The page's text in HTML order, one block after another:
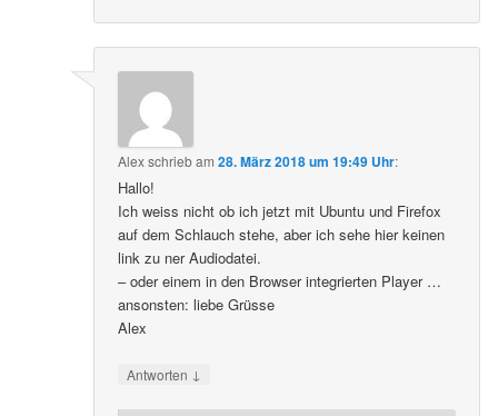
Alexschriebam28. März 2018 um 19:49 Uhr:
Hallo!
Ich weiss nicht ob ich jetzt mit Ubuntu und Firefox
auf dem Schlauch stehe, aber ich sehe hier keinen
link zu ner Audiodatei.
– oder einem in den Browser integrierten Player …
ansonsten: liebe Grüsse
Alex
Antworten ↓